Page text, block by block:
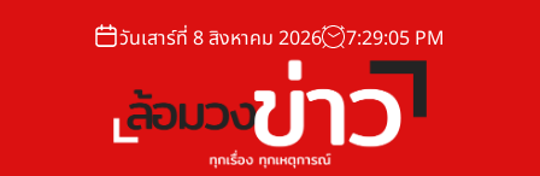
วันเสาร์ที่ 8 สิงหาคม 2026 7:29:06 PM